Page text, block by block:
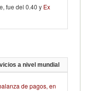
fue del 0.40 y Ex
a nivel mundial
de pagos, en